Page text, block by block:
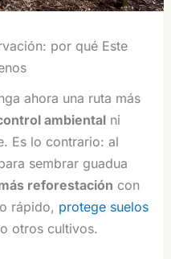
por qué Este
ahora una ruta más
ambiental ni
Es lo contrario: al
sembrar guadua
reforestación con
rápido, protege suelos
otros cultivos.